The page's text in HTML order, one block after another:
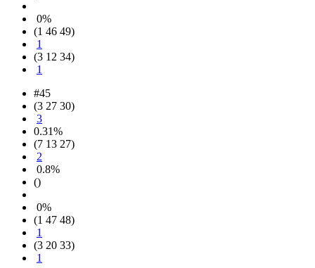
0%
(1 46 49)
1
(3 12 34)
1
#45
(3 27 30)
3
0.31%
(7 13 27)
2
0.8%
()
0%
(1 47 48)
1
(3 20 33)
1